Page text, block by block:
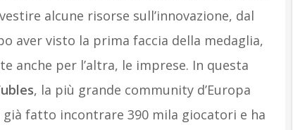
alcune risorse sull’innovazione, dal
aver visto la prima faccia della medaglia,
anche per l’altra, le imprese. In questa
, la più grande community d’Europa
fatto incontrare 390 mila giocatori e ha